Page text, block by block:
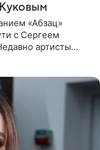
«Абзац»
с Сергеем
артисты